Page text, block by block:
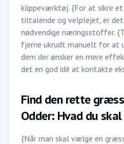
klippeværktøj. {For at sikre
tiltalende og velplejet, er
nødvendige næringsstoffer.
fjerne ukrudt manuelt for at
dem der ønsker en mere
det en god idé at kontakte
Find den rette
Odder: Hvad du
{Når man skal vælge en